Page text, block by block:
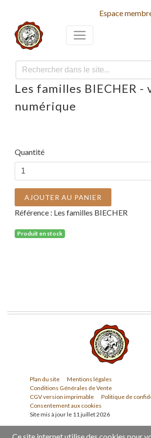
Espace
Les familles BIECHER -
numérique
Quantité
AJOUTER AU PANIER
Référence : Les familles BIECHER
Produit en stock
Plan du site
Mentions légales
Conditions Générales de Vente
CGV version imprimable
Politique de
Consentement aux cookies
Site mis à jour le 11 juillet 2026